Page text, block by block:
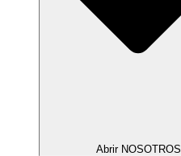
Abrir NOSOTROS